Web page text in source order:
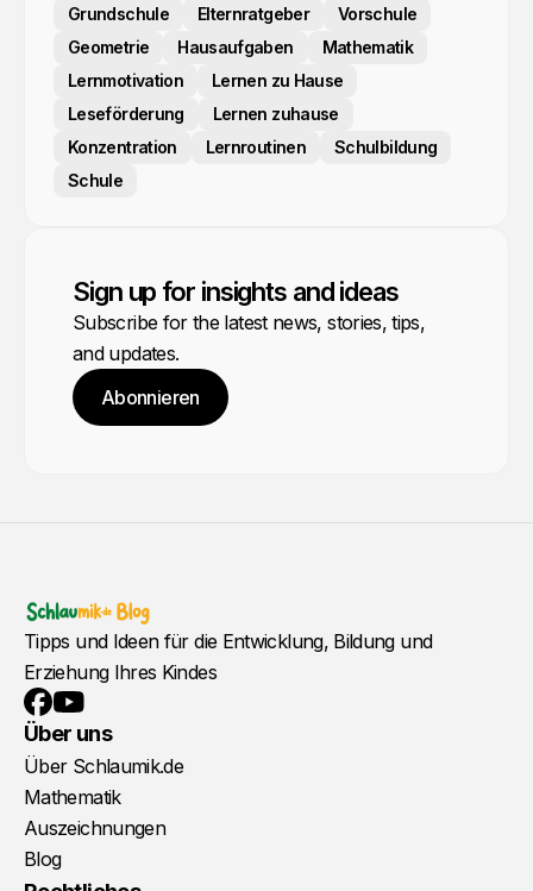
Grundschule Elternratgeber
Vorschule
Geometrie
Hausaufgaben
Mathematik
Lernmotivation
Lernen zu Hause
Leseförderung
Lernen zuhause
Konzentration
Lernroutinen
Schulbildung
Schule
Sign up for insights and ideas
Subscribe for the latest news, stories, tips,
and updates.
Abonnieren
Tipps und Ideen für die Entwicklung, Bildung und
Erziehung Ihres Kindes
Facebook
YouTube
Über uns
Über Schlaumik.de
Mathematik
Auszeichnungen
Blog